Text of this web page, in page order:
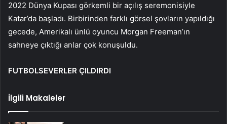
2022 Dünya Kupası görkemli bir açılış seremonisiyle
Katar’da başladı. Birbirinden farklı görsel şovların yapıldığı
gecede, Amerikalı ünlü oyuncu Morgan Freeman’ın
sahneye çıktığı anlar çok konuşuldu.
FUTBOLSEVERLER ÇILDIRDI
İlgili Makaleler